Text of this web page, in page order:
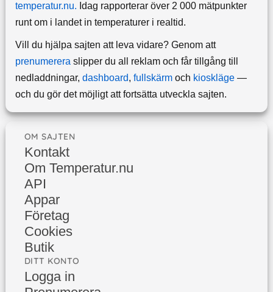
temperatur.nu. Idag rapporterar över 2 000 mätpunkter
runt om i landet in temperaturer i realtid.
Vill du hjälpa sajten att leva vidare? Genom att
prenumereraslipper du all reklam och får tillgång till
nedladdningar, dashboard, fullskärmoch kioskläge—
och du gör det möjligt att fortsätta utveckla sajten.
OM SAJTEN
Kontakt
Om Temperatur.nu
API
Appar
Företag
Cookies
Butik
DITT KONTO
Logga in